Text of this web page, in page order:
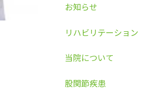
お知らせ
リハビリテーション
当院について
股関節疾患